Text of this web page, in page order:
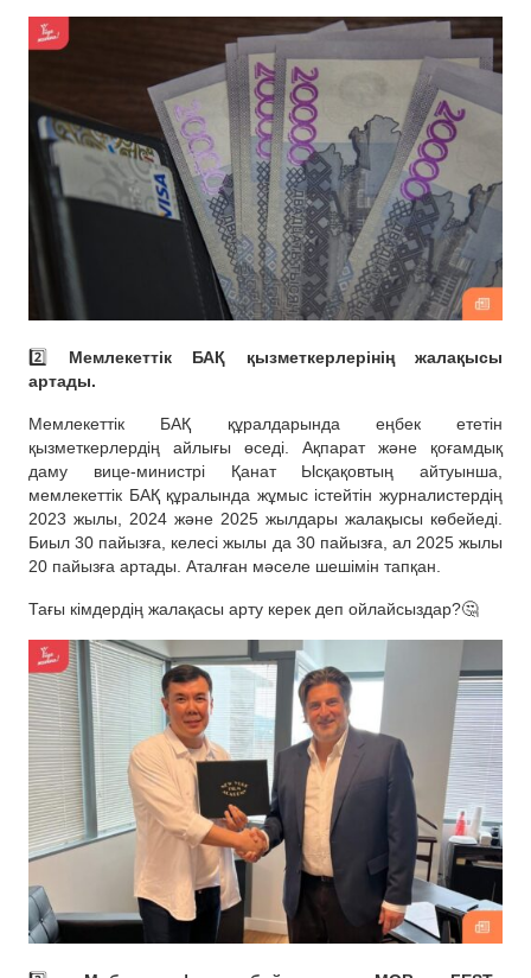
2️⃣ Мемлекеттік БАҚ қызметкерлерінің жалақысы
артады.
Мемлекеттік БАҚ құралдарында еңбек ететін
қызметкерлердің айлығы өседі. Ақпарат және қоғамдық
даму вице-министрі Қанат Ысқақовтың айтуынша,
мемлекеттік БАҚ құралында жұмыс істейтін журналистердің
2023 жылы, 2024 және 2025 жылдары жалақысы көбейеді.
Биыл 30 пайызға, келесі жылы да 30 пайызға, ал 2025 жылы
20 пайызға артады. Аталған мәселе шешімін тапқан.
Тағы кімдердің жалақасы арту керек деп ойлайсыздар?🤔